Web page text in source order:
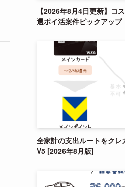
【2026年8月4日更新】コ
選ポイ活案件ピックアップ
全家計の支出ルートをク
V5 [2026年8月版]